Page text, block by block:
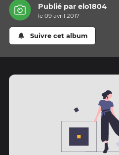
Publié parelo1804
le 09 avril 2017
Suivre cet album